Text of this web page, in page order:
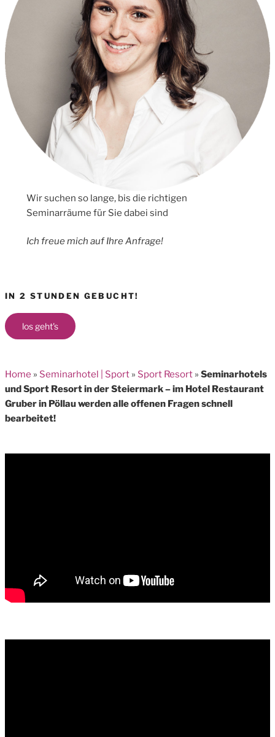
Wir suchen so lange, bis die richtigen
Seminarräume für Sie dabei sind
Ich freue mich auf Ihre Anfrage!
IN 2 STUNDEN GEBUCHT!
los geht's
Home » Seminarhotel | Sport » Sport Resort » Seminarhotels
und Sport Resort in der Steiermark – im Hotel Restaurant
Gruber in Pöllau werden alle offenen Fragen schnell
bearbeitet!